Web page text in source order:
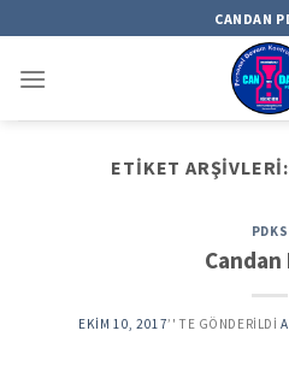
to
content
CANDAN
ETIKET ARŞIVLERI:
PDKS
Candan
EKIM 10, 2017’' TE GÖNDERILDI